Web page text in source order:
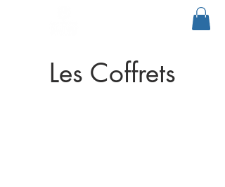
Les Coffrets